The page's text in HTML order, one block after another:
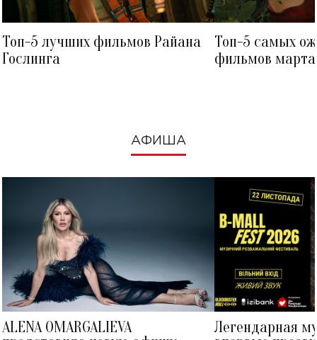
Топ-5 лучших фильмов Райана
Гослинга
Топ-5 самых
фильмов
АФИША
ALENA OMARGALIEVA
Легендарная